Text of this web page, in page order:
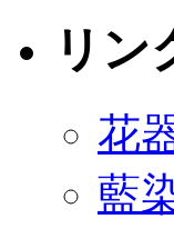
リン
花
藍